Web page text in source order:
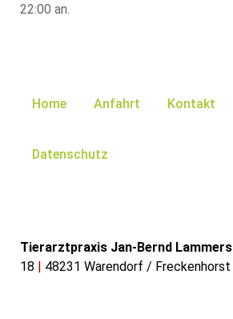
22:00 an.
Home Anfahrt Kontakt
Datenschutz
Tierarztpraxis Jan-Bernd Lammers
18 | 48231 Warendorf / Freckenhorst